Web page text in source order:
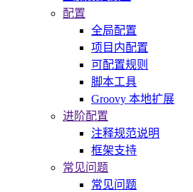
配置
全局配置
项目内配置
可配置规则
脚本工具
Groovy 本地扩展
进阶配置
注释规范说明
框架支持
常见问题
常见问题